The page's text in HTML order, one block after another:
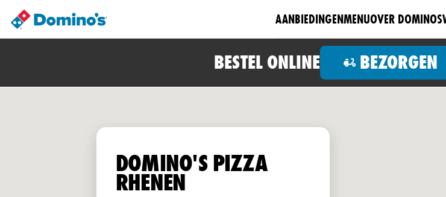
AANBIEDINGENMENUOVER DOMINOS
BESTEL ONLINE BEZORGEN
DOMINO'S PIZZA
RHENEN